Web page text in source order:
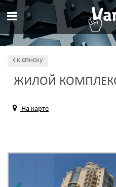
к списку
ЖИЛОЙ
На карте